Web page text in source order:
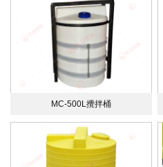
MC-500L攪拌桶